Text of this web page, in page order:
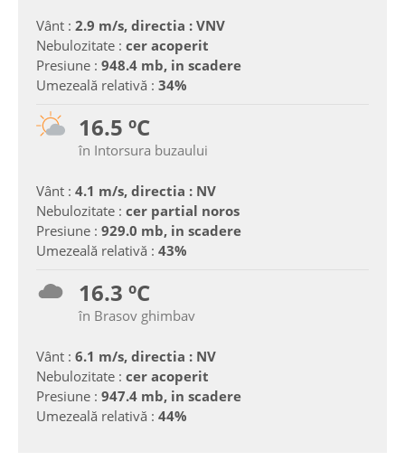
Vânt : 2.9 m/s, directia : VNV
Nebulozitate : cer acoperit
Presiune : 948.4 mb, in scadere
Umezeală relativă : 34%
16.5 ºC
în Intorsura buzaului
Vânt : 4.1 m/s, directia : NV
Nebulozitate : cer partial noros
Presiune : 929.0 mb, in scadere
Umezeală relativă : 43%
16.3 ºC
în Brasov ghimbav
Vânt : 6.1 m/s, directia : NV
Nebulozitate : cer acoperit
Presiune : 947.4 mb, in scadere
Umezeală relativă : 44%